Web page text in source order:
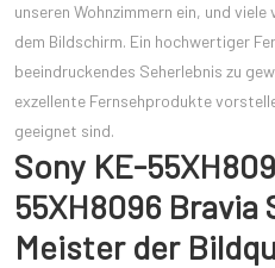
unseren Wohnzimmern ein, und
dem Bildschirm. Ein hochwertiger
beeindruckendes Seherlebnis zu
exzellente Fernsehprodukte
geeignet sind.
Sony KE-
55XH8096 Bravia
Meister der